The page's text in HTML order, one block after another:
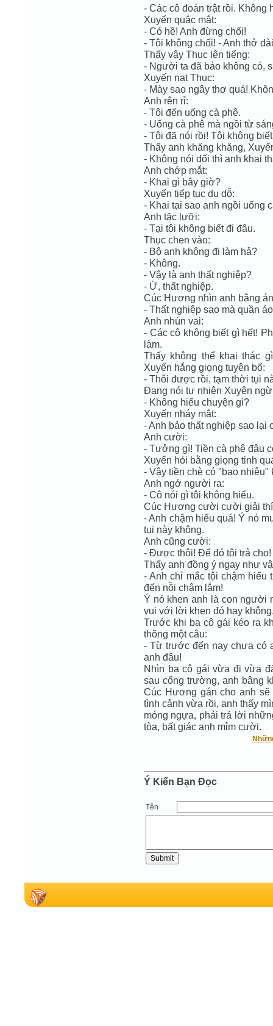
- Các cô đoán trật rồi. Không
Xuyến quắc mắt:
- Có hề! Anh đừng chối!
- Tôi không chối! - Anh thở
Thấy vậy Thục lên tiếng:
- Người ta đã bảo không có,
Xuyến nạt Thục:
- Mày sao ngây thơ quá!
Anh rên rỉ:
- Tôi đến uống cà phê.
- Uống cà phê mà ngồi từ
- Tôi đã nói rồi! Tôi không
Thấy anh khăng khăng,
- Không nói dối thì anh khai
Anh chớp mắt:
- Khai gì bây giờ?
Xuyến tiếp tục dụ dỗ:
- Khai tại sao anh ngồi uống
Anh tặc lưỡi:
- Tại tôi không biết đi đâu.
Thục chen vào:
- Bộ anh không đi làm hả?
- Không.
- Vậy là anh thất nghiệp?
- Ừ, thất nghiệp.
Cúc Hương nhìn anh bằng
- Thất nghiệp sao mà quần
Anh nhún vai:
- Các cô không biết gì hết!
làm.
Thấy không thể khai thác
Xuyến hắng giọng tuyên bố:
- Thôi được rồi, tạm thời tụi
Đang nói tự nhiên Xuyên
- Không hiểu chuyện gì?
Xuyến nháy mắt:
- Anh bảo thất nghiệp sao lại
Anh cười:
- Tưởng gì! Tiền cà phê đâu
Xuyến hỏi bằng giọng tinh
- Vậy tiền chè có "bao nhiêu"
Anh ngớ người ra:
- Cô nói gì tôi không hiểu.
Cúc Hương cười cười giải
- Anh chậm hiểu quá! Ý nó
tụi này không.
Anh cũng cười:
- Được thôi! Để đó tôi trả cho!
Thấy anh đồng ý ngay như
- Anh chỉ mắc tội chậm
đến nỗi chậm lắm!
Ý nó khen anh là con người
vui với lời khen đó hay
Trước khi ba cô gái kéo ra
thõng một câu:
- Từ trước đến nay chưa có
anh đâu!
Nhìn ba cô gái vừa đi vừa
sau cổng trường, anh bâng
Cúc Hương gán cho anh
tình cảnh vừa rồi, anh thấy
móng ngựa, phải trả lời
tòa, bất giác anh mỉm cười.
Ý Kiến Bạn Ðọc
Tên